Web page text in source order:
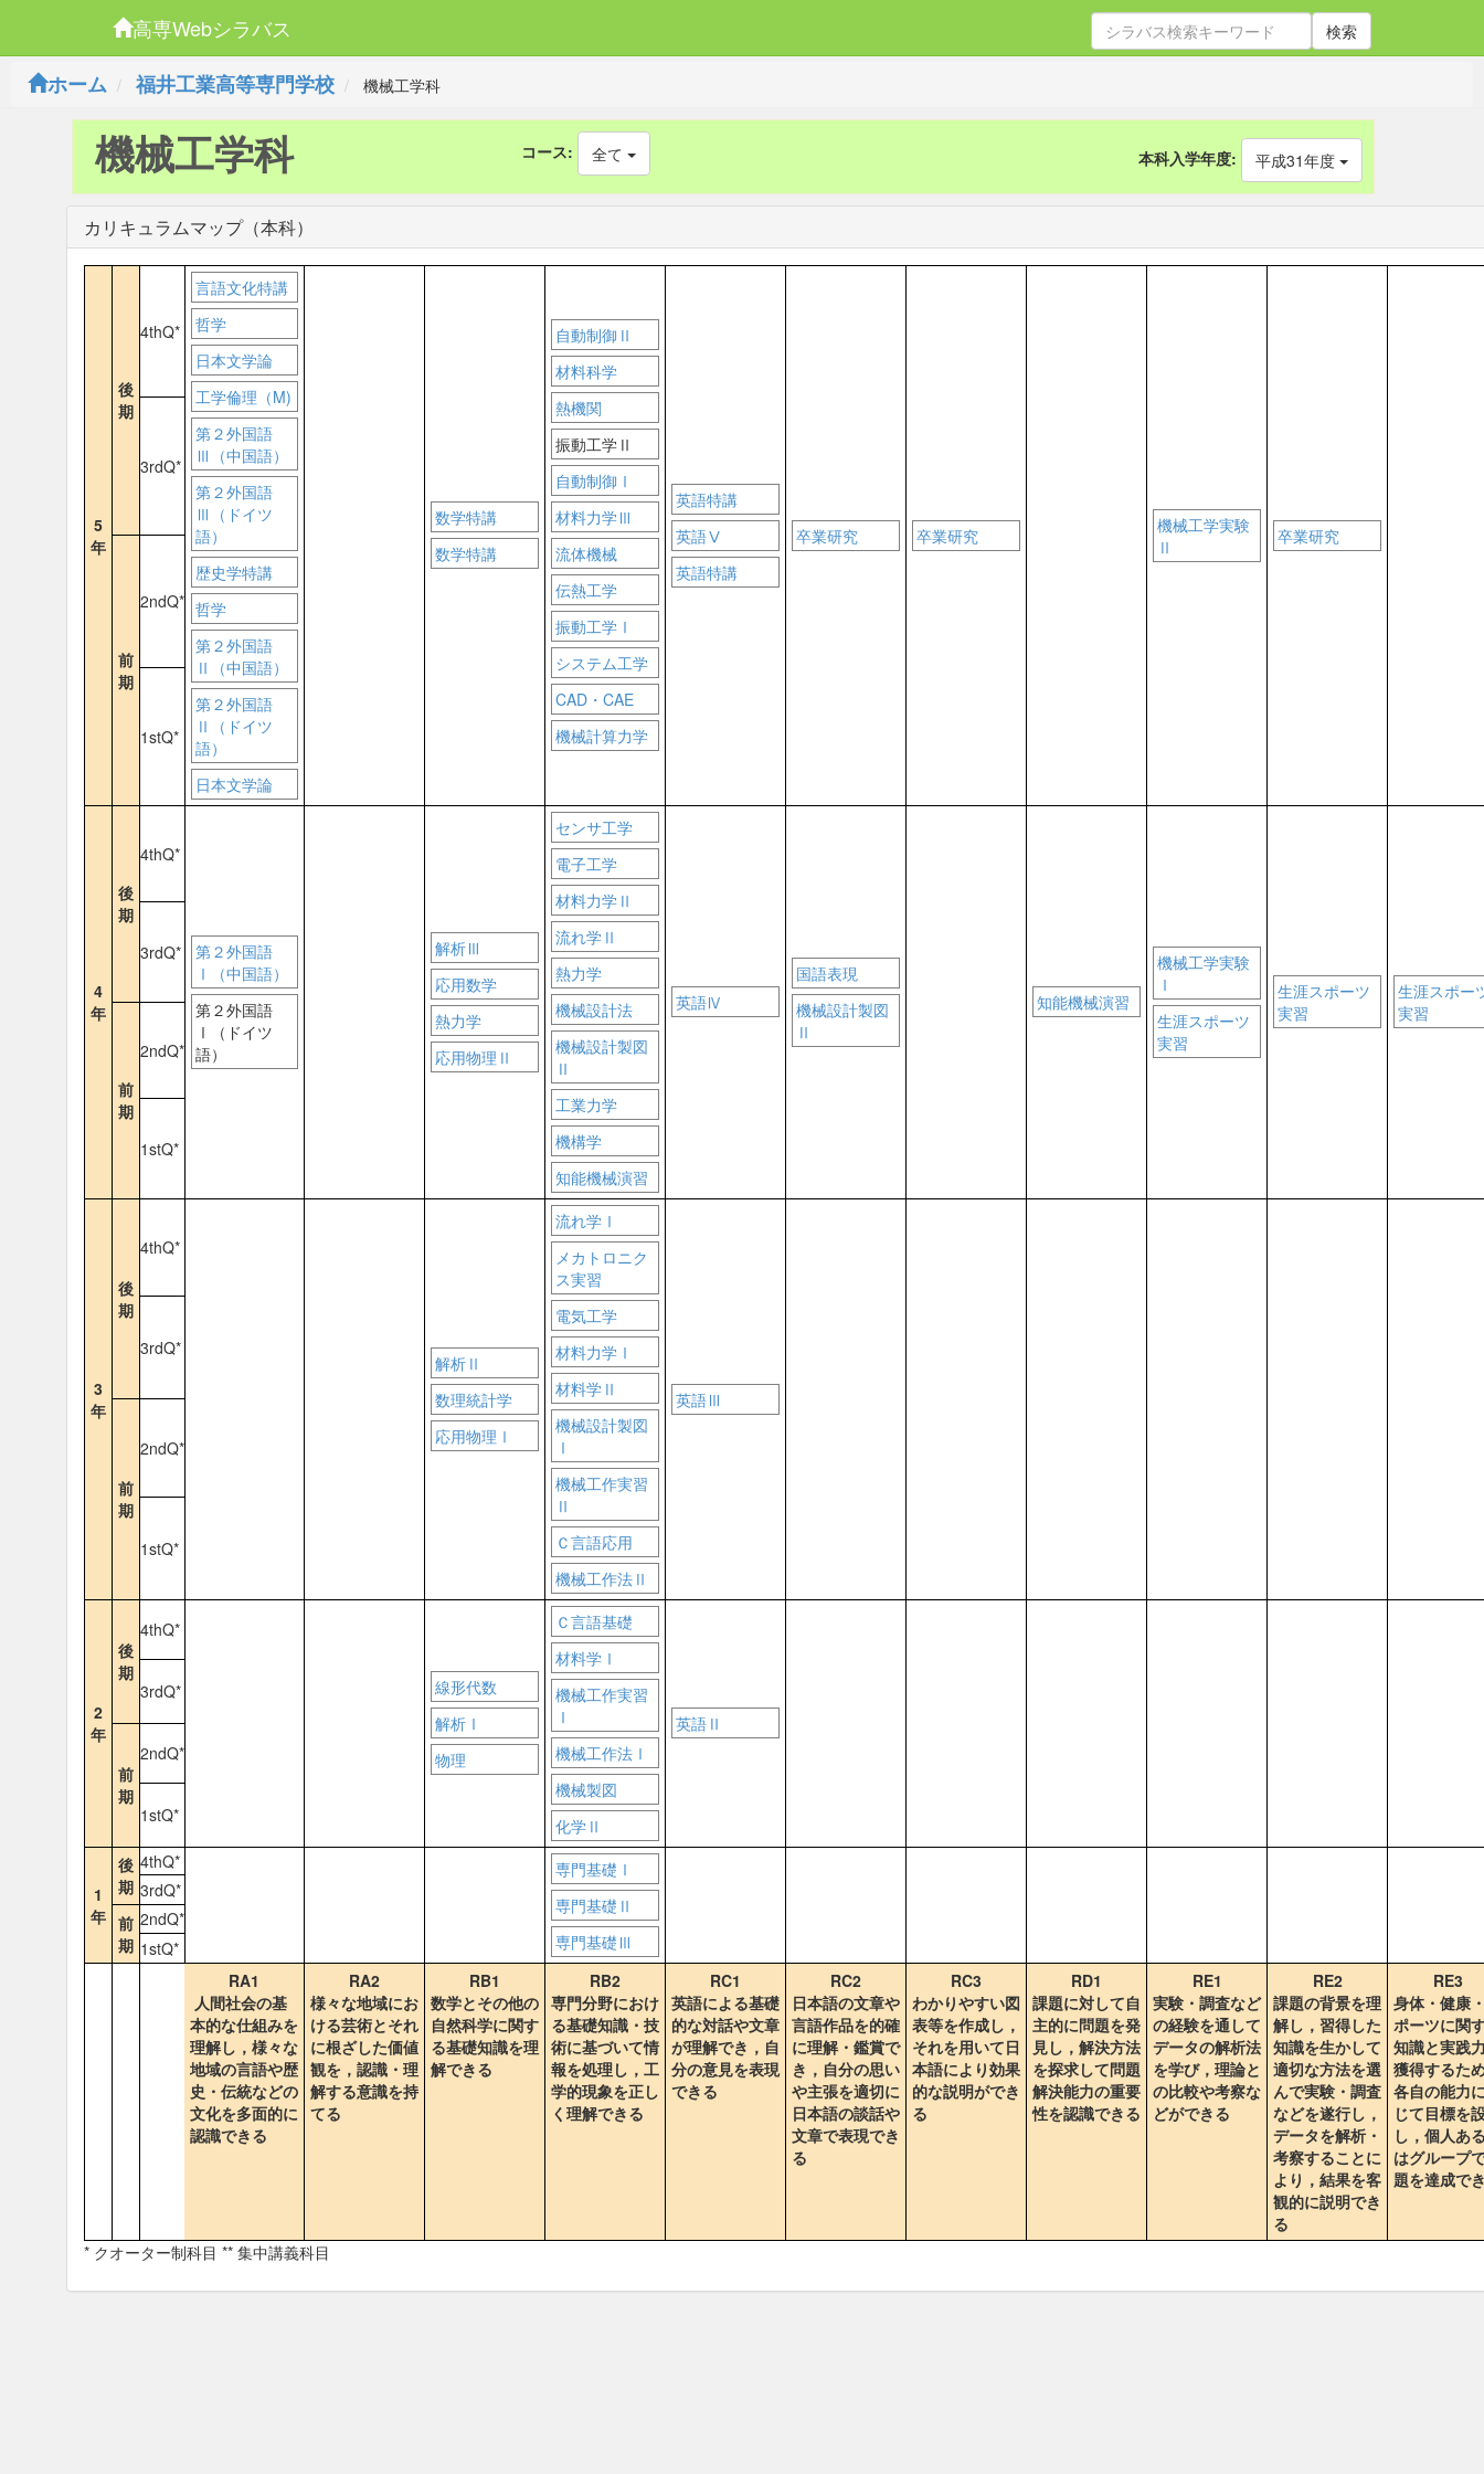
高専Webシラバス 検索
ホーム 福井工業高等専門学校 機械工学科
機械工学科 コース: 全て 本科入学年度: 平成31年度
カリキュラムマップ（本科）
5
年
後
期
4thQ*
言語文化特講
哲学
日本文学論
工学倫理（M)
第２外国語
Ⅲ（中国語）
第２外国語
Ⅲ（ドイツ
語）
歴史学特講
哲学
第２外国語
Ⅱ（中国語）
第２外国語
Ⅱ（ドイツ
語）
日本文学論
数学特講
数学特講
自動制御Ⅱ
材料科学
熱機関
振動工学Ⅱ
自動制御Ⅰ
材料力学Ⅲ
流体機械
伝熱工学
振動工学Ⅰ
システム工学
CAD・CAE
機械計算力学
英語特講
英語Ⅴ
英語特講
卒業研究 卒業研究
機械工学実験
Ⅱ
卒業研究
3rdQ*
前
期
2ndQ*
1stQ*
4
年
後
期
4thQ*
第２外国語
Ⅰ（中国語）
第２外国語
Ⅰ（ドイツ
語）
解析Ⅲ
応用数学
熱力学
応用物理Ⅱ
センサ工学
電子工学
材料力学Ⅱ
流れ学Ⅱ
熱力学
機械設計法
機械設計製図
Ⅱ
工業力学
機構学
知能機械演習
英語Ⅳ
国語表現
機械設計製図
Ⅱ
知能機械演習
機械工学実験
Ⅰ
生涯スポーツ
実習
生涯スポーツ
実習
生涯スポー
実習
3rdQ*
前
期
2ndQ*
1stQ*
3
年
後
期
4thQ*
解析Ⅱ
数理統計学
応用物理Ⅰ
流れ学Ⅰ
メカトロニク
ス実習
電気工学
材料力学Ⅰ
材料学Ⅱ
機械設計製図
Ⅰ
機械工作実習
Ⅱ
Ｃ言語応用
機械工作法Ⅱ
英語Ⅲ
3rdQ*
前
期
2ndQ*
1stQ*
2
年
後
期
4thQ*
線形代数
解析Ⅰ
物理
Ｃ言語基礎
材料学Ⅰ
機械工作実習
Ⅰ
機械工作法Ⅰ
機械製図
化学Ⅱ
英語Ⅱ
3rdQ*
前
期
2ndQ*
1stQ*
1
年
後
期
4thQ*
専門基礎Ⅰ
専門基礎Ⅱ
専門基礎Ⅲ
3rdQ*
前
期
2ndQ*
1stQ*
RA1
人間社会の基
本的な仕組みを
理解し，様々な
地域の言語や歴
史・伝統などの
文化を多面的に
認識できる
RA2
様々な地域にお
ける芸術とそれ
に根ざした価値
観を，認識・理
解する意識を持
てる
RB1
数学とその他の
自然科学に関す
る基礎知識を理
解できる
RB2
専門分野におけ
る基礎知識・技
術に基づいて情
報を処理し，工
学的現象を正し
く理解できる
RC1
英語による基礎
的な対話や文章
が理解でき，自
分の意見を表現
できる
RC2
日本語の文章や
言語作品を的確
に理解・鑑賞で
き，自分の思い
や主張を適切に
日本語の談話や
文章で表現でき
る
RC3
わかりやすい図
表等を作成し，
それを用いて日
本語により効果
的な説明ができ
る
RD1
課題に対して自
主的に問題を発
見し，解決方法
を探求して問題
解決能力の重要
性を認識できる
RE1
実験・調査など
の経験を通して
データの解析法
を学び，理論と
の比較や考察な
どができる
RE2
課題の背景を理
解し，習得した
知識を生かして
適切な方法を選
んで実験・調査
などを遂行し，
データを解析・
考察することに
より，結果を客
観的に説明でき
る
RE3
身体・健康
ポーツに関
知識と実践
獲得するた
各自の能力
じて目標を
し，個人あ
はグループ
題を達成で
* クオーター制科目 ** 集中講義科目